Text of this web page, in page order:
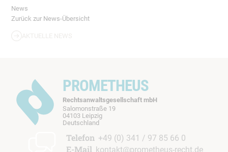
News
Zurück zur News-Übersicht
AKTUELLE NEWS
PROMETHEUS
Rechtsanwaltsgesellschaft mbH
Salomonstraße 19
04103 Leipzig
Deutschland
b
Telefon +49 (0) 341 / 97 85 66 0
E-Mail kontakt@prometheus-recht.de